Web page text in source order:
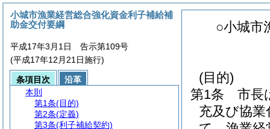
○小城市
(目的)
第1条
市長
充及び協
小城市漁業経営総合強化資金利子補給補
助金交付要綱
平成17年3月1日 告示第109号
(平成17年12月21日施行)
条項目次
沿革
本則
第1条(目的)
第2条(定義)
第3条(利子補給契約)